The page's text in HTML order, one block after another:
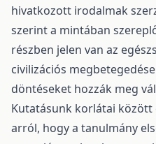
hivatkozott irodalmak
szerint a mintában
részben jelen van az
civilizációs
döntéseket hozzák meg
Kutatásunk korlátai
arról, hogy a tanulmány